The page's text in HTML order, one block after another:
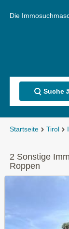
Die
Suche
Startseite Tirol
2 Sonstige
Roppen